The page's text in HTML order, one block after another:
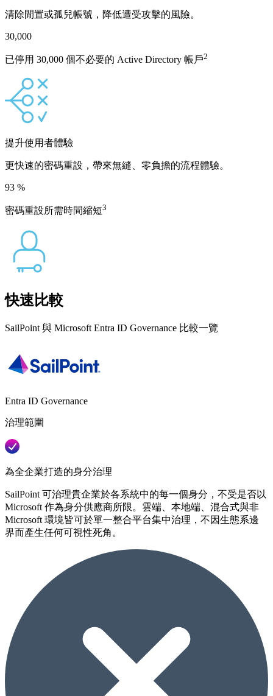
清除閒置或孤兒帳號，降低遭受攻擊的風險。
30,000
已停用 30,000 個不必要的 Active Directory 帳戶2
提升使用者體驗
更快速的密碼重設，帶來無縫、零負擔的流程體驗。
93 %
密碼重設所需時間縮短3
快速比較
SailPoint 與 Microsoft Entra ID Governance 比較一覽
Entra ID Governance
治理範圍
為全企業打造的身分治理
SailPoint 可治理貴企業於各系統中的每一個身分，不受是否以
Microsoft 作為身分供應商所限。雲端、本地端、混合式與非
Microsoft 環境皆可於單一整合平台集中治理，不因生態系邊
界而產生任何可視性死角。